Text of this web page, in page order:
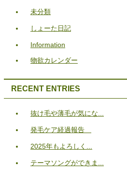
未分類
しょーた日記
Information
物欲カレンダー
RECENT ENTRIES
抜け毛や薄毛が気にな...
発毛ケア経過報告
2025年もよろしく...
テーマソングができま...